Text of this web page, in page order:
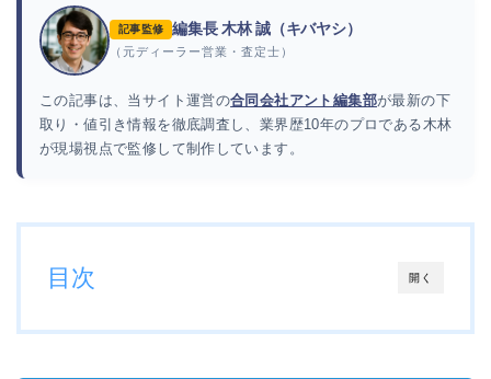
記事監修 編集長 木林 誠（キバヤシ）
（元ディーラー営業・査定士）
この記事は、当サイト運営の合同会社アント編集部が最新の下
取り・値引き情報を徹底調査し、業界歴10年のプロである木林
が現場視点で監修して制作しています。
開く
目次